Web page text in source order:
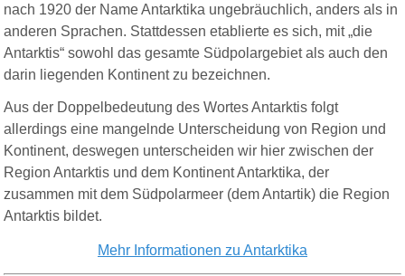
nach 1920 der Name Antarktika ungebräuchlich, anders als in
anderen Sprachen. Stattdessen etablierte es sich, mit „die
Antarktis“ sowohl das gesamte Südpolargebiet als auch den
darin liegenden Kontinent zu bezeichnen.
Aus der Doppelbedeutung des Wortes Antarktis folgt
allerdings eine mangelnde Unterscheidung von Region und
Kontinent, deswegen unterscheiden wir hier zwischen der
Region Antarktis und dem Kontinent Antarktika, der
zusammen mit dem Südpolarmeer (dem Antartik) die Region
Antarktis bildet.
Mehr Informationen zu Antarktika